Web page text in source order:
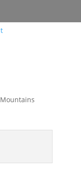
Mountains